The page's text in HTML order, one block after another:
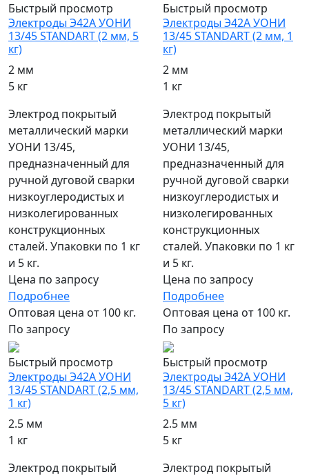
Быстрый просмотр
Электроды Э42А УОНИ
13/45 STANDART (2 мм, 5
кг)
2 мм
5 кг
Электрод покрытый
металлический марки
УОНИ 13/45,
предназначенный для
ручной дуговой сварки
низкоуглеродистых и
низколегированных
конструкционных
сталей. Упаковки по 1 кг
и 5 кг.
Цена по запросу
Подробнее
Оптовая цена от 100 кг.
По запросу
Быстрый просмотр
Электроды Э42А УОНИ
13/45 STANDART (2 мм, 1
кг)
2 мм
1 кг
Электрод покрытый
металлический марки
УОНИ 13/45,
предназначенный для
ручной дуговой сварки
низкоуглеродистых и
низколегированных
конструкционных
сталей. Упаковки по 1 кг
и 5 кг.
Цена по запросу
Подробнее
Оптовая цена от 100 кг.
По запросу
Быстрый просмотр
Электроды Э42А УОНИ
13/45 STANDART (2,5 мм,
1 кг)
2.5 мм
1 кг
Электрод покрытый
Быстрый просмотр
Электроды Э42А УОНИ
13/45 STANDART (2,5 мм,
5 кг)
2.5 мм
5 кг
Электрод покрытый